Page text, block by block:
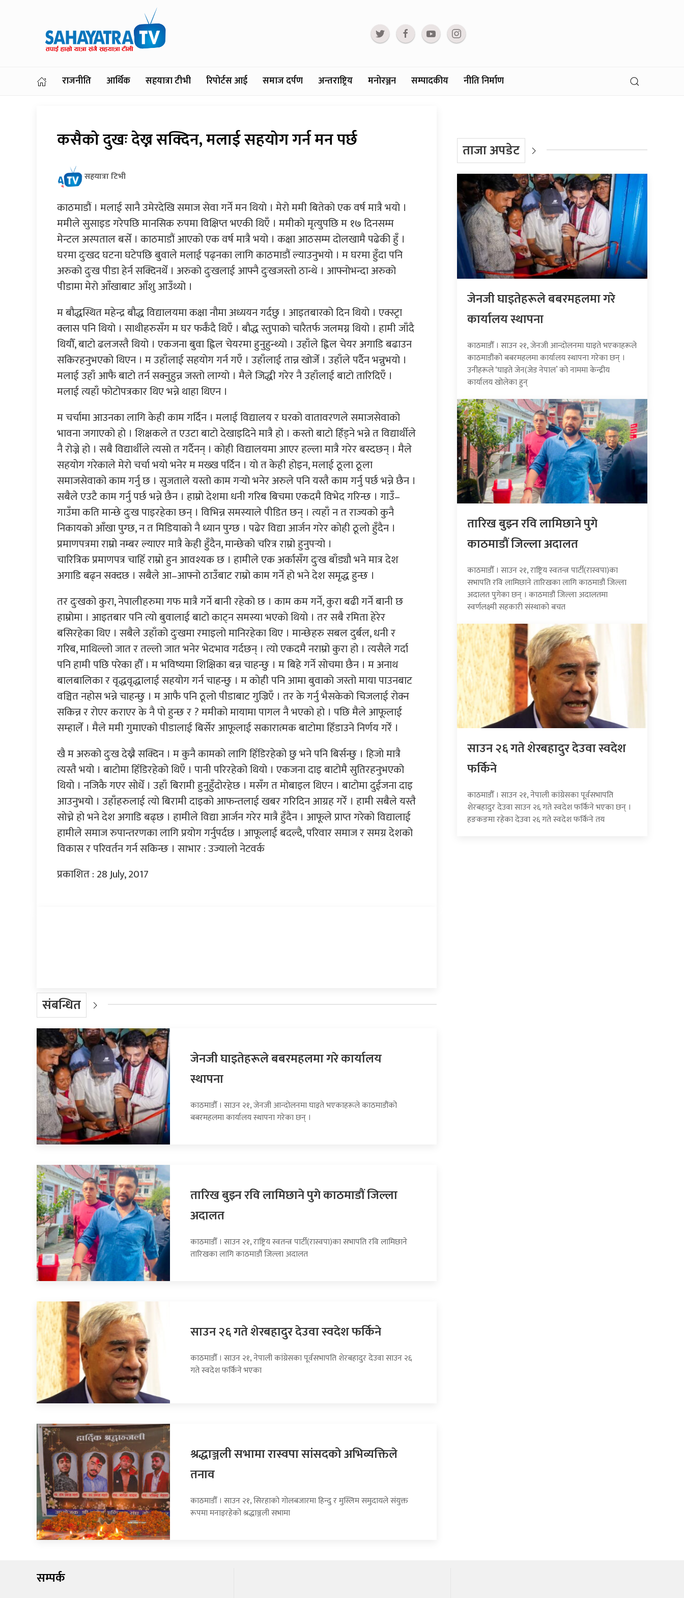
राजनीति आर्थिक सहयात्रा टीभी रिपोर्टस आई समाज दर्पण अन्तराष्ट्रिय मनोरञ्जन सम्पादकीय नीति निर्माण
कसैको दुखः देख्न सक्दिन, मलाई सहयोग गर्न मन पर्छ
सहयात्रा टिभी
काठमाडौं । मलाई सानै उमेरदेखि समाज सेवा गर्ने मन थियो । मेरो ममी बितेको एक वर्ष मात्रै भयो ।
ममीले सुसाइड गरेपछि मानसिक रुपमा विक्षिप्त भएकी थिएँ । ममीको मृत्युपछि म १७ दिनसम्म
मेन्टल अस्पताल बसेँ । काठमाडौं आएको एक वर्ष मात्रै भयो । कक्षा आठसम्म दोलखामै पढेकी हुँ ।
घरमा दुःखद घटना घटेपछि बुवाले मलाई पढ्नका लागि काठमाडौं ल्याउनुभयो । म घरमा हुँदा पनि
अरुको दुःख पीडा हेर्न सक्दिनथेँ । अरुको दुःखलाई आफ्नै दुःखजस्तो ठान्थे । आफ्नोभन्दा अरुको
पीडामा मेरो आँखाबाट आँशु आउँथ्यो ।
म बौद्धस्थित महेन्द्र बौद्ध विद्यालयमा कक्षा नौमा अध्ययन गर्दछु । आइतबारको दिन थियो । एक्स्ट्रा
क्लास पनि थियो । साथीहरुसँग म घर फर्कँदै थिएँ । बौद्ध स्तुपाको चारैतर्फ जलमग्न थियो । हामी जाँदै
थियौँ, बाटो ढलजस्तै थियो । एकजना बुवा ह्विल चेयरमा हुनुहुन्थ्यो । उहाँले ह्विल चेयर अगाडि बढाउन
सकिरहनुभएको थिएन । म उहाँलाई सहयोग गर्न गएँ । उहाँलाई तान्न खोजेँ । उहाँले पर्दैन भन्नुभयो ।
मलाई उहाँ आफै बाटो तर्न सक्नुहुन्न जस्तो लाग्यो । मैले जिद्धी गरेर नै उहाँलाई बाटो तारिदिएँ ।
मलाई त्यहाँ फोटोपत्रकार थिए भन्ने थाहा थिएन ।
म चर्चामा आउनका लागि केही काम गर्दिन । मलाई विद्यालय र घरको वातावरणले समाजसेवाको
भावना जगाएको हो । शिक्षकले त एउटा बाटो देखाइदिने मात्रै हो । कस्तो बाटो हिँड्ने भन्ने त विद्यार्थीले
नै रोज्ने हो । सबै विद्यार्थीले त्यसो त गर्दैनन् । कोही विद्यालयमा आएर हल्ला मात्रै गरेर बस्दछन् । मैले
सहयोग गरेकाले मेरो चर्चा भयो भनेर म मख्ख पर्दिन । यो त केही होइन, मलाई ठूला ठूला
समाजसेवाको काम गर्नु छ । सुजताले यस्तो काम गर्‍यो भनेर अरुले पनि यस्तै काम गर्नु पर्छ भन्ने छैन ।
सबैले एउटै काम गर्नु पर्छ भन्ने छैन । हाम्रो देशमा धनी गरिब बिचमा एकदमै विभेद गरिन्छ । गाउँ–
गाउँमा कति मान्छे दुःख पाइरहेका छन् । विभिन्न समस्याले पीडित छन् । त्यहाँ न त राज्यको कुनै
निकायको आँखा पुग्छ, न त मिडियाको नै ध्यान पुग्छ । पढेर विद्या आर्जन गरेर कोही ठूलो हुँदैन ।
प्रमाणपत्रमा राम्रो नम्बर ल्याएर मात्रै केही हुँदैन, मान्छेको चरित्र राम्रो हुनुपर्‍यो ।
चारित्रिक प्रमाणपत्र चाहिँ राम्रो हुन आवश्यक छ । हामीले एक अर्कासँग दुःख बाँड्यौ भने मात्र देश
अगाडि बढ्न सक्दछ । सबैले आ–आफ्नो ठाउँबाट राम्रो काम गर्ने हो भने देश समृद्ध हुन्छ ।
तर दुःखको कुरा, नेपालीहरुमा गफ मात्रै गर्ने बानी रहेको छ । काम कम गर्ने, कुरा बढी गर्ने बानी छ
हाम्रोमा । आइतबार पनि त्यो बुवालाई बाटो काट्न समस्या भएको थियो । तर सबै रमिता हेरेर
बसिरहेका थिए । सबैले उहाँको दुःखमा रमाइलो मानिरहेका थिए । मान्छेहरु सबल दुर्बल, धनी र
गरिब, माथिल्लो जात र तल्लो जात भनेर भेदभाव गर्दछन् । त्यो एकदमै नराम्रो कुरा हो । त्यसैले गर्दा
पनि हामी पछि परेका हौँ । म भविष्यमा शिक्षिका बन्न चाहन्छु । म बिहे गर्ने सोचमा छैन । म अनाथ
बालबालिका र वृद्धवृद्धालाई सहयोग गर्न चाहन्छु । म कोही पनि आमा बुवाको जस्तो माया पाउनबाट
वञ्चित नहोस भन्ने चाहन्छु । म आफै पनि ठूलो पीडाबाट गुज्रिएँ । तर के गर्नु भैसकेको चिजलाई रोक्न
सकिन्न र रोएर कराएर के नै पो हुन्छ र ? ममीको मायामा पागल नै भएको हो । पछि मैले आफूलाई
सम्हालेँ । मैले ममी गुमाएको पीडालाई बिर्सेर आफूलाई सकारात्मक बाटोमा हिँडाउने निर्णय गरेँ ।
खै म अरुको दुःख देख्नै सक्दिन । म कुनै कामको लागि हिँडिरहेको छु भने पनि बिर्सन्छु । हिजो मात्रै
त्यस्तै भयो । बाटोमा हिँडिरहेको थिएँ । पानी परिरहेको थियो । एकजना दाइ बाटोमै सुतिरहनुभएको
थियो । नजिकै गएर सोधेँ । उहाँ बिरामी हुनुहुँदोरहेछ । मसँग त मोबाइल थिएन । बाटोमा दुईजना दाइ
आउनुभयो । उहाँहरुलाई त्यो बिरामी दाइको आफन्तलाई खबर गरिदिन आग्रह गरेँ । हामी सबैले यस्तै
सोच्ने हो भने देश अगाडि बढ्छ । हामीले विद्या आर्जन गरेर मात्रै हुँदैन । आफूले प्राप्त गरेको विद्यालाई
हामीले समाज रुपान्तरणका लागि प्रयोग गर्नुपर्दछ । आफूलाई बदल्दै, परिवार समाज र समग्र देशको
विकास र परिवर्तन गर्न सकिन्छ । साभार : उज्यालो नेटवर्क
प्रकाशित : 28 July, 2017
संबन्धित
जेनजी घाइतेहरूले बबरमहलमा गरे कार्यालय
स्थापना
काठमाडौँ । साउन २१, जेनजी आन्दोलनमा घाइते भएकाहरूले काठमाडौंको
बबरमहलमा कार्यालय स्थापना गरेका छन् ।
तारिख बुझ्न रवि लामिछाने पुगे काठमाडौं जिल्ला
अदालत
काठमाडौँ । साउन २१, राष्ट्रिय स्वतन्त्र पार्टी(रास्वपा)का सभापति रवि लामिछाने
तारिखका लागि काठमाडौं जिल्ला अदालत
साउन २६ गते शेरबहादुर देउवा स्वदेश फर्किने
काठमाडौँ । साउन २१, नेपाली कांग्रेसका पूर्वसभापति शेरबहादुर देउवा साउन २६
गते स्वदेश फर्किने भएका
श्रद्धाञ्जली सभामा रास्वपा सांसदको अभिव्यक्तिले
तनाव
काठमाडौँ । साउन २१, सिरहाको गोलबजारमा हिन्दु र मुस्लिम समुदायले संयुक्त
रूपमा मनाइरहेको श्रद्धाञ्जली सभामा
ताजा अपडेट
जेनजी घाइतेहरूले बबरमहलमा गरे
कार्यालय स्थापना
काठमाडौँ । साउन २१, जेनजी आन्दोलनमा घाइते भएकाहरूले
काठमाडौंको बबरमहलमा कार्यालय स्थापना गरेका छन् ।
उनीहरूले ‘घाइते जेन(जेड नेपाल’ को नाममा केन्द्रीय
कार्यालय खोलेका हुन्
तारिख बुझ्न रवि लामिछाने पुगे
काठमाडौं जिल्ला अदालत
काठमाडौँ । साउन २१, राष्ट्रिय स्वतन्त्र पार्टी(रास्वपा)का
सभापति रवि लामिछाने तारिखका लागि काठमाडौं जिल्ला
अदालत पुगेका छन् । काठमाडौं जिल्ला अदालतमा
स्वर्णलक्ष्मी सहकारी संस्थाको बचत
साउन २६ गते शेरबहादुर देउवा स्वदेश
फर्किने
काठमाडौँ । साउन २१, नेपाली कांग्रेसका पूर्वसभापति
शेरबहादुर देउवा साउन २६ गते स्वदेश फर्किने भएका छन् ।
हङकङमा रहेका देउवा २६ गते स्वदेश फर्किने तय
सम्पर्क